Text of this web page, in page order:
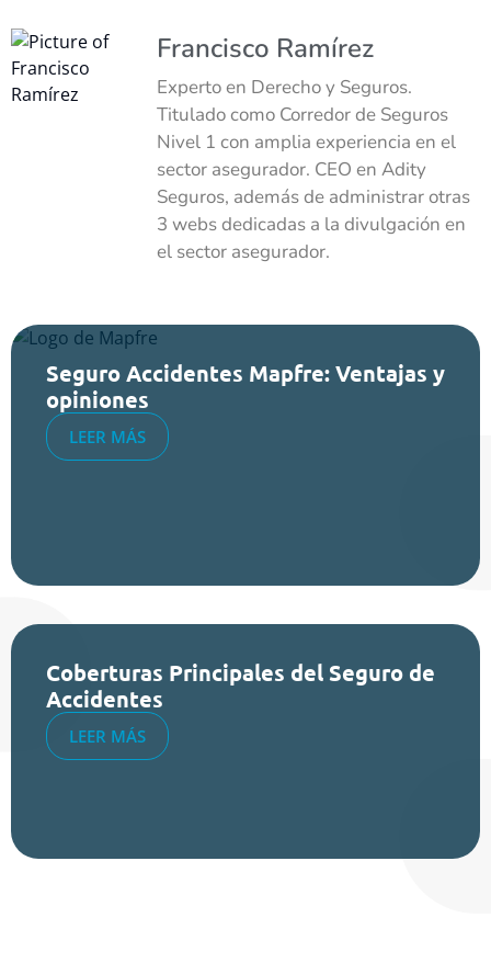
Francisco Ramírez
Experto en Derecho y Seguros.
Titulado como Corredor de Seguros
Nivel 1 con amplia experiencia en el
sector asegurador. CEO en Adity
Seguros, además de administrar otras
3 webs dedicadas a la divulgación en
el sector asegurador.
Seguro Accidentes Mapfre: Ventajas y
opiniones
LEER MÁS
Coberturas Principales del Seguro de
Accidentes
LEER MÁS